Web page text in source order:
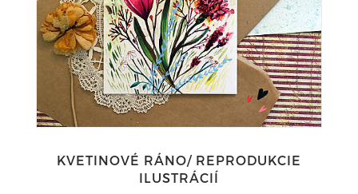
KVETINOVÉ RÁNO/ REPRODUKCIE
ILUSTRÁCIÍ